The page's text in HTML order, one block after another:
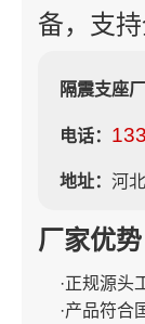
备，支
隔震支座
电话：
地址： 河
厂家优势
·正规源头
·产品符合